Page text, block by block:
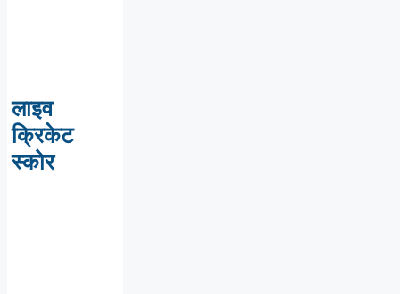
लाइव
क्रिकेट
स्कोर